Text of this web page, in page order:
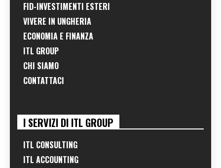
FID-INVESTIMENTI ESTERI
VIVERE IN UNGHERIA
ECONOMIA E FINANZA
ITL GROUP
CHI SIAMO
CONTATTACI
I SERVIZI DI ITL GROUP
ITL CONSULTING
ITL ACCOUNTING